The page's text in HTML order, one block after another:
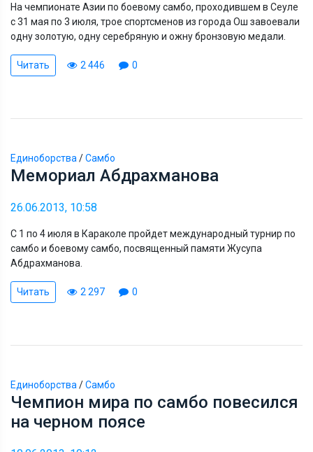
На чемпионате Азии по боевому самбо, проходившем в Сеуле
с 31 мая по 3 июля, трое спортсменов из города Ош завоевали
одну золотую, одну серебряную и ожну бронзовую медали.
Читать 2 446 0
Единоборства /Самбо
Мемориал Абдрахманова
26.06.2013, 10:58
С 1 по 4 июля в Караколе пройдет международный турнир по
самбо и боевому самбо, посвященный памяти Жусупа
Абдрахманова.
Читать 2 297 0
Единоборства /Самбо
Чемпион мира по самбо повесился
на черном поясе